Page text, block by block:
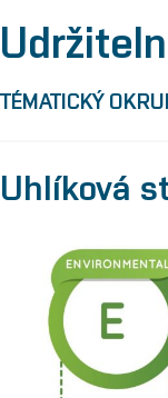
TÉMATICKÝ
Uhlíková